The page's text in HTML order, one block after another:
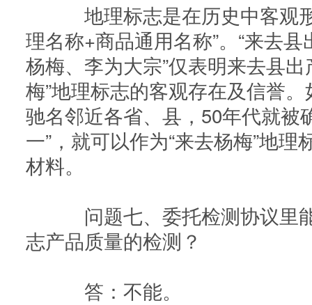
地理标志是在历史中客观
理名称+商品通用名称”。“来去
杨梅、李为大宗”仅表明来去县
梅”地理标志的客观存在及信誉
驰名邻近各省、县，50年代就被
一”，就可以作为“来去杨梅”地
材料。
问题七、委托检测协议里
志产品质量的检测？
答：不能。